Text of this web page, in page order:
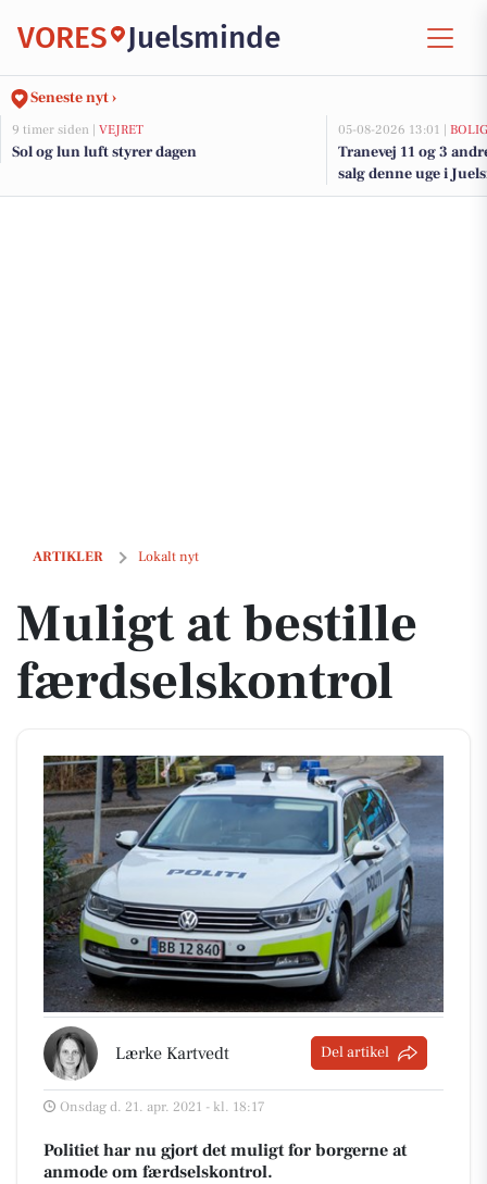
VORES Juelsminde
Seneste nyt ›
9 timer siden | VEJRET
Sol og lun luft styrer dagen
05-08-2026 13:01 |
Tranevej 11 og 3
salg denne uge i
her.
ARTIKLER Lokalt nyt
Muligt at bestille færdselskontrol
Muligt at bestille
færdselskontrol
Lærke Kartvedt Del artikel
Onsdag d. 21. apr. 2021 - kl. 18:17
Politiet har nu gjort det muligt for borgerne at
anmode om færdselskontrol.